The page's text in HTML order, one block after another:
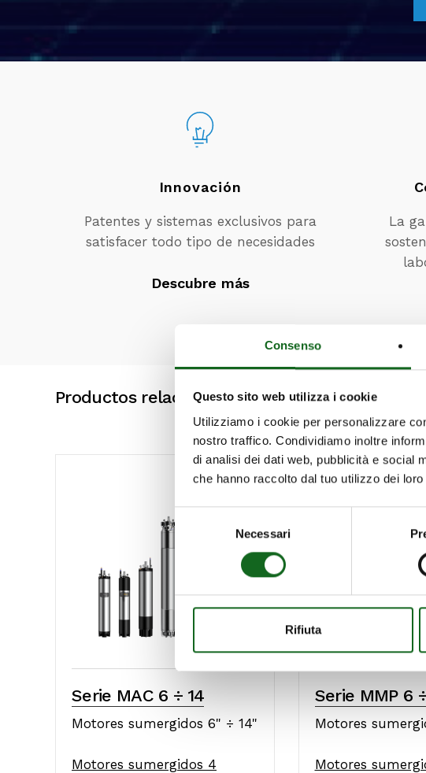
Consenso
Questo sito web utilizza i cookie
Utilizziamo i cookie per personalizzare
nostro traffico. Condividiamo inoltre
di analisi dei dati web, pubblicità e social
che hanno raccolto dal tuo utilizzo dei
consenso
Necessari
Rifiuta
Innovación
Patentes y sistemas exclusivos para
satisfacer todo tipo de necesidades
Descubre más
La
Productos relacionados
Serie MAC 6 ÷ 14
Motores sumergidos 6" ÷ 14"
Motores sumergidos 4
Serie MMP 6
Motores
Motores